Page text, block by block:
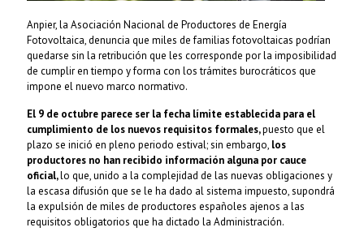
Anpier, la Asociación Nacional de Productores de Energía
Fotovoltaica, denuncia que miles de familias fotovoltaicas podrían
quedarse sin la retribución que les corresponde por la imposibilidad
de cumplir en tiempo y forma con los trámites burocráticos que
impone el nuevo marco normativo.
El 9 de octubre parece ser la fecha límite establecida para el
cumplimiento de los nuevos requisitos formales,puesto que el
plazo se inició en pleno periodo estival; sin embargo, los
productores no han recibido información alguna por cauce
oficial,lo que, unido a la complejidad de las nuevas obligaciones y
la escasa difusión que se le ha dado al sistema impuesto, supondrá
la expulsión de miles de productores españoles ajenos a las
requisitos obligatorios que ha dictado la Administración.